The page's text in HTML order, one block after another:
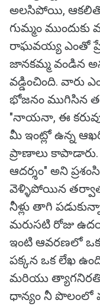
అలసిపోయి,
గుమ్మం
రాఘవయ్య ఎంతో
జానకమ్మ వండిన
వడ్డించింది. వారు
భోజనం ముగిసిన
"నాయనా, ఈ
మీ ఇంట్లో ఉన్న
ప్రాణాలు
ఆదర్శం" అని
వెళ్ళిపోయిన
నీళ్లు తాగి
మరుసటి రోజు
ఇంటి ఆవరణలో
పక్కన ఒక లేఖ
మరియు
ధాన్యం నీ పొలంలో